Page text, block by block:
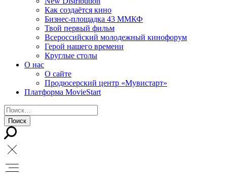
Как создаётся кино
Бизнес-площадка 43 ММКФ
Твой первый фильм
Всероссийский молодежный кинофорум
Герой нашего времени
Круглые столы
О нас
О сайте
Продюсерский центр «Мувистарт»
Платформа MovieStart